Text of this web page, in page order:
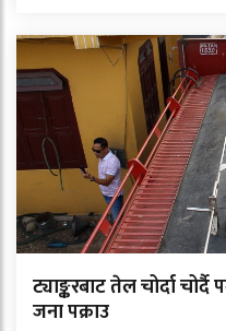
ट्याङ्करबाट तेल चोर्दा
जना पक्राउ